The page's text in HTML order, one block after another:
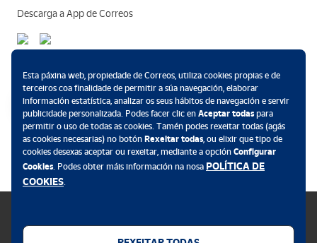
Descarga a App de Correos
Métodos de pagamento
Esta páxina web, propiedade de Correos, utiliza cookies propias e de
terceiros coa finalidade de permitir a súa navegación, elaborar
información estatística, analizar os seus hábitos de navegación e servir
publicidade personalizada. Podes facer clic en Aceptar todaspara
permitir o uso de todas as cookies. Tamén podes rexeitar todas (agás
as cookies necesarias) no botón Rexeitar todas, ou elixir que tipo de
cookies desexas aceptar ou rexeitar, mediante a opción Configurar
Cookies. Podes obter máis información na nosa POLÍTICA DE
COOKIES.